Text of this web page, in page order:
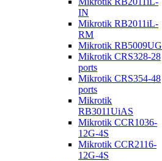
IN
Mikrotik RB2011iL-
RM
Mikrotik RB5009UG
Mikrotik CRS328-28
ports
Mikrotik CRS354-48
ports
Mikrotik
RB3011UiAS
Mikrotik CCR1036-
12G-4S
Mikrotik CCR2116-
12G-4S